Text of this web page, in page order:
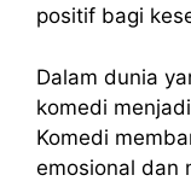
positif bagi
Dalam dunia
komedi
Komedi
emosional dan